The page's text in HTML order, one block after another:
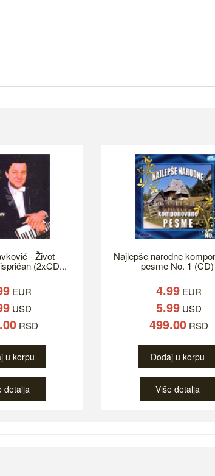
- Život
(2xCD...
EUR
USD
RSD
u korpu
detalja
Najlepše narodne
pesme No. 1 (CD)
4.99 EUR
5.99 USD
499.00 RSD
Dodaj u korpu
Više detalja